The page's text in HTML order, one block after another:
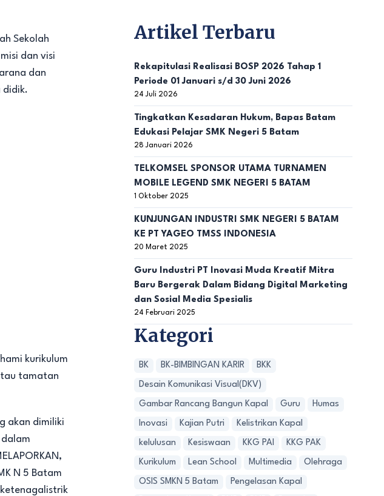
Sekolah
dan visi
dan
didik.
kurikulum
tamatan
akan dimiliki
dalam
N 5 Batam
Artikel Terbaru
Rekapitulasi Realisasi BOSP 2026 Tahap 1
Periode 01 Januari s/d 30 Juni 2026
24 Juli 2026
Tingkatkan Kesadaran Hukum, Bapas Batam
Edukasi Pelajar SMK Negeri 5 Batam
28 Januari 2026
TELKOMSEL SPONSOR UTAMA TURNAMEN
MOBILE LEGEND SMK NEGERI 5 BATAM
1 Oktober 2025
KUNJUNGAN INDUSTRI SMK NEGERI 5 BATAM
KE PT YAGEO TMSS INDONESIA
20 Maret 2025
Guru Industri PT Inovasi Muda Kreatif Mitra
Baru Bergerak Dalam Bidang Digital Marketing
dan Sosial Media Spesialis
24 Februari 2025
Kategori
BK BK-BIMBINGAN KARIR BKK
Desain Komunikasi Visual(DKV)
Gambar Rancang Bangun Kapal Guru Humas
Inovasi Kajian Putri Kelistrikan Kapal
kelulusan Kesiswaan KKG PAI KKG PAK
Kurikulum Lean School Multimedia Olehraga
OSIS SMKN 5 Batam Pengelasan Kapal